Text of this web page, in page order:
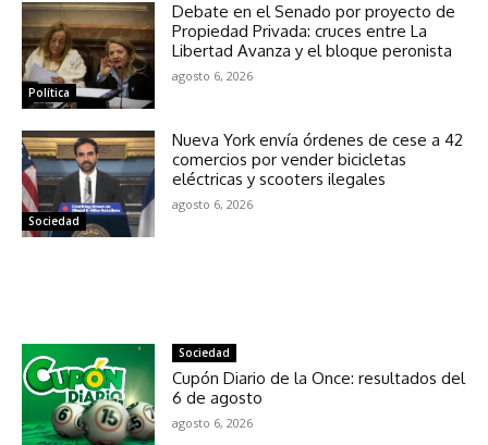
Política
Debate en el Senado por proyecto de
Propiedad Privada: cruces entre La
Libertad Avanza y el bloque peronista
agosto 6, 2026
Sociedad
Nueva York envía órdenes de cese a 42
comercios por vender bicicletas
eléctricas y scooters ilegales
agosto 6, 2026
Sociedad
Cupón Diario de la Once: resultados del
6 de agosto
agosto 6, 2026